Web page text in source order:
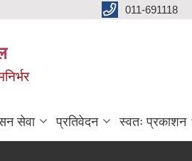
011-691118
सेवा प्रतिवेदन स्वतः प्रकाशन